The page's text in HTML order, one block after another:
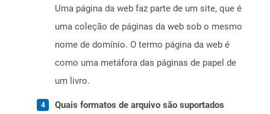
Uma página da web faz parte de um site, que é
uma coleção de páginas da web sob o mesmo
nome de domínio. O termo página da web é
como uma metáfora das páginas de papel de
um livro.
Quais formatos de arquivo são suportados